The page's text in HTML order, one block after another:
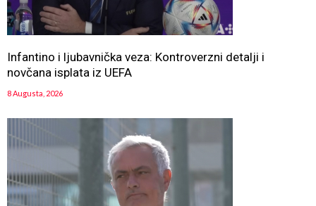
Infantino i ljubavnička veza: Kontroverzni detalji i
novčana isplata iz UEFA
8 Augusta, 2026